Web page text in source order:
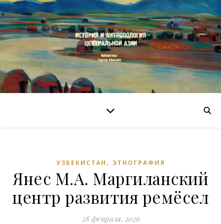
УЗБЕКИСТАН , ЭТНОГРАФИЯ
Янес М.А. Маргиланский
центр развития ремёсел
28 февраля, 2026